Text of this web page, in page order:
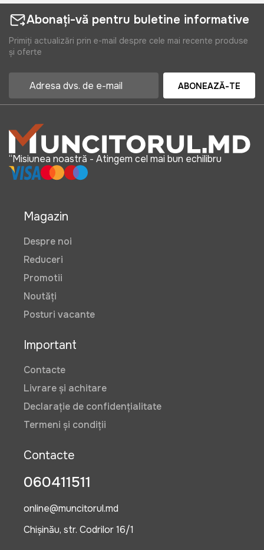
Abonați-vă pentru buletine informative
Primiți actualizări prin e-mail despre cele mai recente produse
și oferte
ABONEAZĂ-TE
“Misiunea noastră - Atingem cel mai bun echilibru
Magazin
Despre noi
Reduceri
Promotii
Noutăți
Posturi vacante
Important
Contacte
Livrare și achitare
Declarație de confidențialitate
Termeni și condiții
Contacte
060411511
online@muncitorul.md
Chișinău, str. Codrilor 16/1